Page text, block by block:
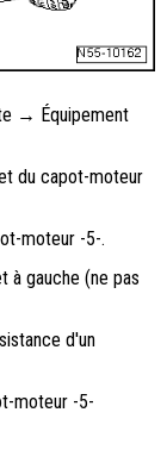
→ Équipement
du capot-moteur
moteur -5-.
à gauche (ne pas
d'un
moteur -5-